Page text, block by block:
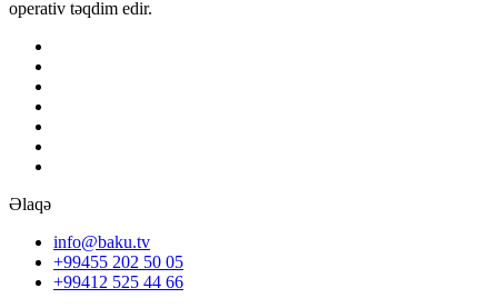
operativ təqdim edir.
Əlaqə
info@baku.tv
+99455 202 50 05
+99412 525 44 66